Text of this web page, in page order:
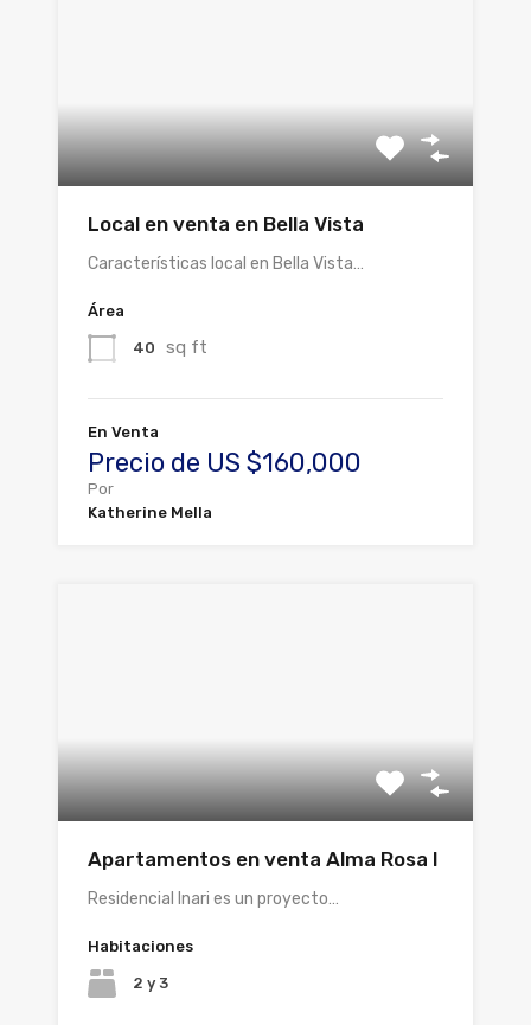
Local en venta en Bella Vista
Características local en Bella Vista…
Área
40 sq ft
En Venta
Precio de US $160,000
Por
Katherine Mella
Apartamentos en venta Alma Rosa I
Residencial Inari es un proyecto…
Habitaciones
2 y 3